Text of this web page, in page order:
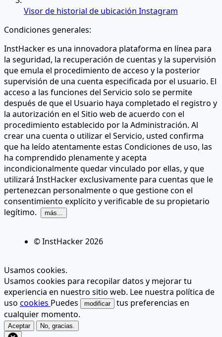
Visor de historial de ubicación Instagram
Condiciones generales:
InstHacker es una innovadora plataforma en línea para
la seguridad, la recuperación de cuentas y la supervisión
que emula el procedimiento de acceso y la posterior
supervisión de una cuenta especificada por el usuario. El
acceso a las funciones del Servicio solo se permite
después de que el Usuario haya completado el registro y
la autorización en el Sitio web de acuerdo con el
procedimiento establecido por la Administración. Al
crear una cuenta o utilizar el Servicio, usted confirma
que ha leído atentamente estas Condiciones de uso, las
ha comprendido plenamente y acepta
incondicionalmente quedar vinculado por ellas, y que
utilizará InstHacker exclusivamente para cuentas que le
pertenezcan personalmente o que gestione con el
consentimiento explícito y verificable de su propietario
legítimo.
más...
© InstHacker2026
Usamos cookies.
Usamos cookies para recopilar datos y mejorar tu
experiencia en nuestro sitio web. Lee nuestra política de
uso cookies Puedes modificar
tus preferencias en
cualquier momento.
Aceptar No, gracias.